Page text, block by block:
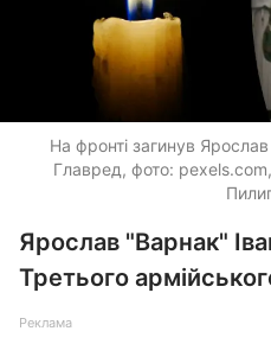
На фронті загинув
Главред, фото:
Ярослав "Варнак"
Третього
Реклама